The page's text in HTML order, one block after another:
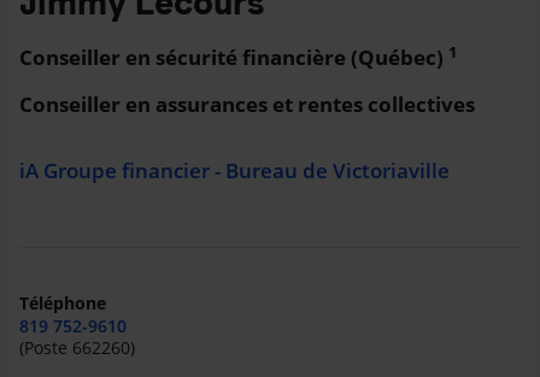
Conseiller en sécurité financière (Québec) 1
Conseiller en assurances et rentes collectives
iA Groupe financier - Bureau de Victoriaville
Téléphone
819 752-9610
(Poste 662260)